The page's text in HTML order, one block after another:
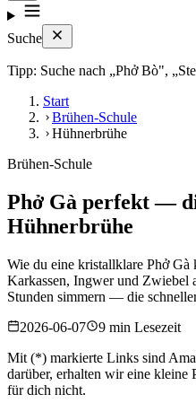
Suche
Tipp: Suche nach „Phở Bò",
Start
Brühen-Schule
Hühnerbrühe
Brühen-Schule
Phở Gà perfekt —
Hühnerbrühe
Wie du eine kristallklare Phở Gà
Karkassen, Ingwer und Zwiebel
Stunden simmern — die
2026-06-07
9 min Lesezeit
Mit (*) markierte Links sind
darüber, erhalten wir eine
für dich nicht.